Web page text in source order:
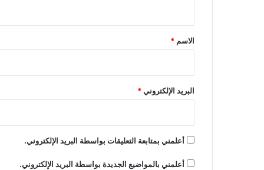
*
الاسم *
البريد الإلكتروني*
أعلمني بمتابعة التعليقات بواسطة البريد الإلكتروني.
أعلمني بالمواضيع الجديدة بواسطة البريد الإلكتروني.